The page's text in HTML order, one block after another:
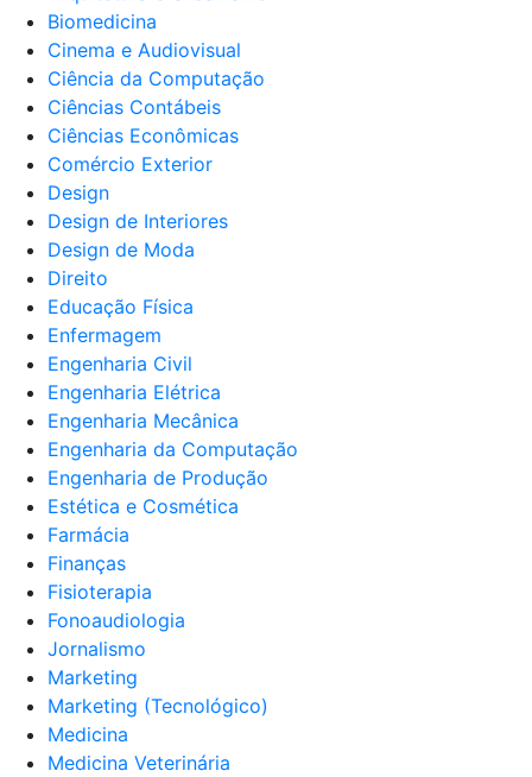
Biomedicina
Cinema e Audiovisual
Ciência da Computação
Ciências Contábeis
Ciências Econômicas
Comércio Exterior
Design
Design de Interiores
Design de Moda
Direito
Educação Física
Enfermagem
Engenharia Civil
Engenharia Elétrica
Engenharia Mecânica
Engenharia da Computação
Engenharia de Produção
Estética e Cosmética
Farmácia
Finanças
Fisioterapia
Fonoaudiologia
Jornalismo
Marketing
Marketing (Tecnológico)
Medicina
Medicina Veterinária